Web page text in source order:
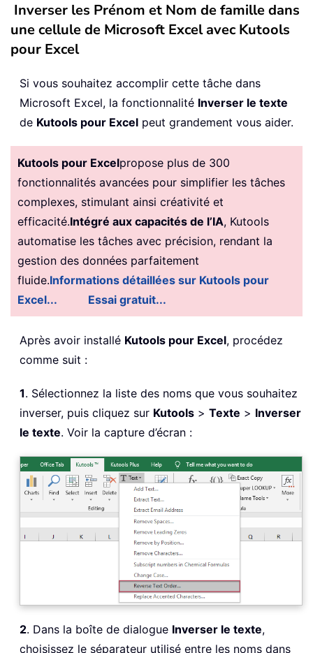
Inverser les Prénom et Nom de famille dans
une cellule de Microsoft Excel avec Kutools
pour Excel
Si vous souhaitez accomplir cette tâche dans
Microsoft Excel, la fonctionnalité Inverser le texte
de Kutools pour Excel peut grandement vous aider.
Kutools pour Excelpropose plus de 300
fonctionnalités avancées pour simplifier les tâches
complexes, stimulant ainsi créativité et
efficacité.Intégré aux capacités de l’IA, Kutools
automatise les tâches avec précision, rendant la
gestion des données parfaitement
fluide.Informations détaillées sur Kutools pour
Excel...
Essai gratuit...
Après avoir installé Kutools pour Excel, procédez
comme suit :
1. Sélectionnez la liste des noms que vous souhaitez
inverser, puis cliquez sur Kutools > Texte > Inverser
le texte. Voir la capture d’écran :
2. Dans la boîte de dialogue Inverser le texte,
choisissez le séparateur utilisé entre les noms dans